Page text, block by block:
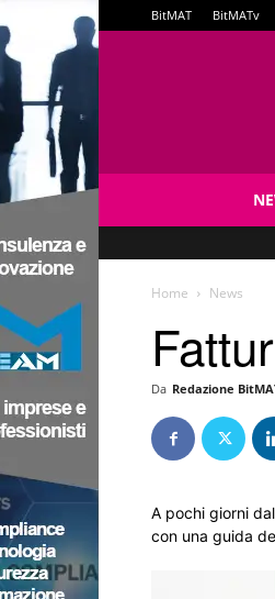
BitMAT BitMATv
Home News
Da Redazione
A pochi giorni
con una guida